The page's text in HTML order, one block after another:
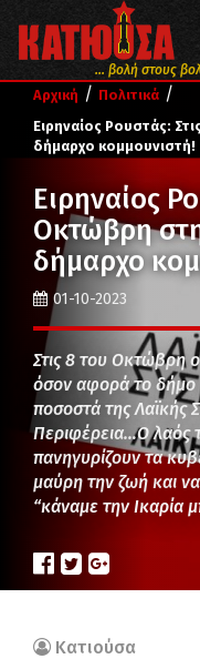
... βολή στους
Αρχική / Πολιτικά /
Ειρηναίος Ρουστάς:
δήμαρχο κομμουνιστή!
Ειρηναίος
Οκτώβρη
δήμαρχο
01-10-2023
Στις 8 του Οκτώβρη
όσον αφορά το δήμο
ποσοστά της Λαϊκής
Περιφέρεια…Ο λαός
πανηγυρίζουν τα
μαύρη την ζωή και
“κάναμε την Ικαρία
Κατιούσα